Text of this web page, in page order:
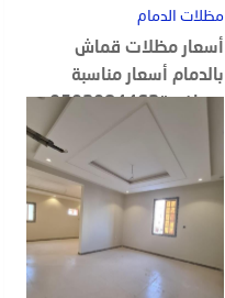
مظلات الدمام
أسعار مظلات قماش
بالدمام أسعار مناسبة
ومنافسة0502084462